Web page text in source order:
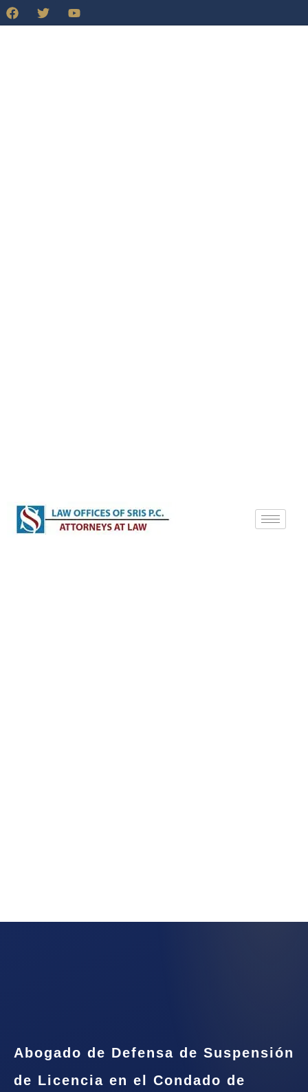
Abogado de Defensa de Suspensión
de Licencia en el Condado de